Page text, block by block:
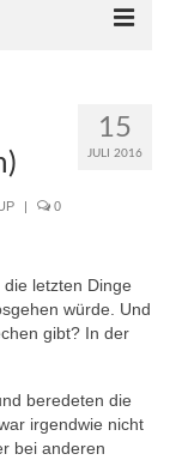
15
JULI 2016
0
letzten Dinge
würde. Und
gibt? In der
beredeten die
irgendwie nicht
bei anderen